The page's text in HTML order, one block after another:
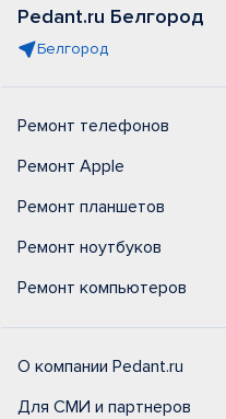
Pedant.ru Белгород
Белгород
Ремонт телефонов
Ремонт Apple
Ремонт планшетов
Ремонт ноутбуков
Ремонт компьютеров
О компании Pedant.ru
Для СМИ и партнеров